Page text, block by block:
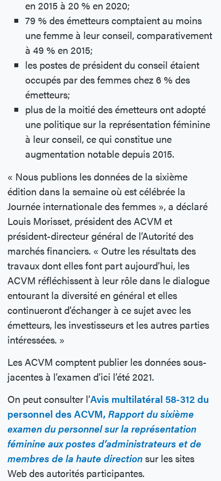
en 2015 à 20 % en 2020;
79 % des émetteurs comptaient au moins
une femme à leur conseil, comparativement
à 49 % en 2015;
les postes de président du conseil étaient
occupés par des femmes chez 6 % des
émetteurs;
plus de la moitié des émetteurs ont adopté
une politique sur la représentation féminine
à leur conseil, ce qui constitue une
augmentation notable depuis 2015.
« Nous publions les données de la sixième
édition dans la semaine où est célébrée la
Journée internationale des femmes », a déclaré
Louis Morisset, président des ACVM et
président-directeur général de l’Autorité des
marchés financiers. « Outre les résultats des
travaux dont elles font part aujourd’hui, les
ACVM réfléchissent à leur rôle dans le dialogue
entourant la diversité en général et elles
continueront d’échanger à ce sujet avec les
émetteurs, les investisseurs et les autres parties
intéressées. »
Les ACVM comptent publier les données sous-
jacentes à l’examen d’ici l’été 2021.
On peut consulter l’Avis multilatéral 58-312 du
personnel des ACVM, Rapport du sixième
examen du personnel sur la représentation
féminine aux postes d’administrateurs et de
membres de la haute directionsur les sites
Web des autorités participantes.